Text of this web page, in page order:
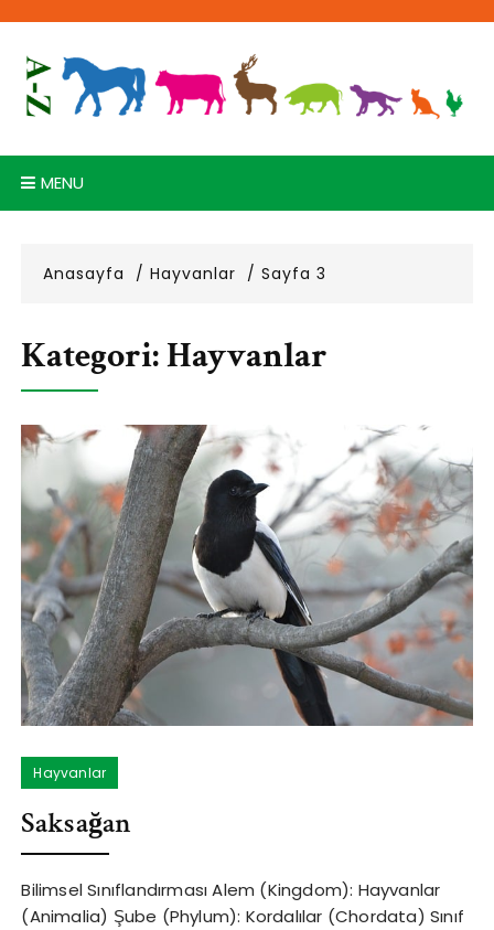
content
MENU
Anasayfa Hayvanlar Sayfa 3
Kategori:Hayvanlar
Hayvanlar
Saksağan
Bilimsel Sınıflandırması Alem (Kingdom): Hayvanlar
(Animalia) Şube (Phylum): Kordalılar (Chordata) Sınıf